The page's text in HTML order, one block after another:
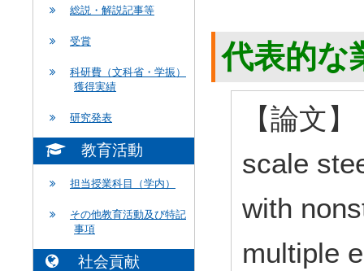
総説・解説記事等
受賞
科研費（文科省・学振）
獲得実績
研究発表
教育活動
担当授業科目（学内）
その他教育活動及び特記
事項
社会貢献
代表的な
【論文
scale
with
multiple